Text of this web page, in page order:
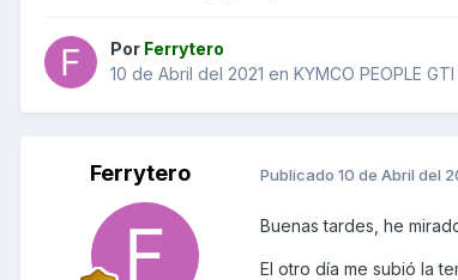
Por Ferrytero
10 de Abril del 2021 en KYMCO PEOPLE GTI
Ferrytero Publicado 10 de Abril del
Buenas tardes, he
El otro día me subió la